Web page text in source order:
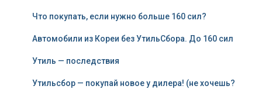
Что покупать, если нужно больше 160 сил?
Автомобили из Кореи без УтильСбора. До 160 сил
Утиль — последствия
Утильсбор — покупай новое у дилера! (не хочешь?